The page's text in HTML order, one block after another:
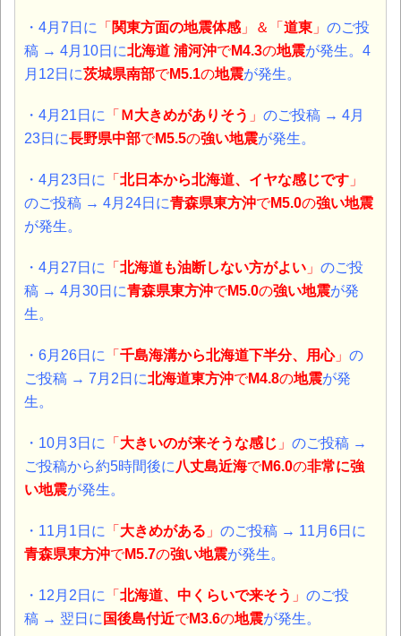
・4月7日に 「 関東方面の地震体感 」＆「 道東 」 のご投
稿 → 4月10日に北海道 浦河沖でM4.3の地震が発生。4
月12日に茨城県南部でM5.1の地震が発生。
・4月21日に 「 Ｍ大きめがありそう 」 のご投稿 → 4月
23日に長野県中部でM5.5の強い地震が発生。
・4月23日に 「 北日本から北海道、イヤな感じです 」
のご投稿 → 4月24日に青森県東方沖でM5.0の強い地震
が発生。
・4月27日に 「 北海道も油断しない方がよい 」 のご投
稿 → 4月30日に青森県東方沖でM5.0の強い地震が発
生。
・6月26日に 「 千島海溝から北海道下半分、用心」 の
ご投稿 → 7月2日に北海道東方沖でM4.8の地震が発
生。
・10月3日に 「 大きいのが来そうな感じ 」 のご投稿 →
ご投稿から約5時間後に 八丈島近海でM6.0の非常に強
い地震が発生。
・11月1日に 「 大きめがある 」 のご投稿 → 11月6日に
青森県東方沖でM5.7の強い地震が発生。
・12月2日に 「 北海道、中くらいで来そう 」 のご投
稿 → 翌日に 国後島付近でM3.6の地震が発生。